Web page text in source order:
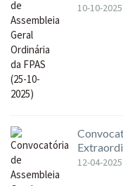
10-10-2025
12-04-2025